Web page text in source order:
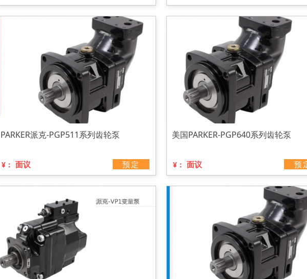
PARKER派克-PGP511系列齿轮泵
¥： 面议 预定
美国PARKER-PGP640系列齿轮泵
¥： 面议 预